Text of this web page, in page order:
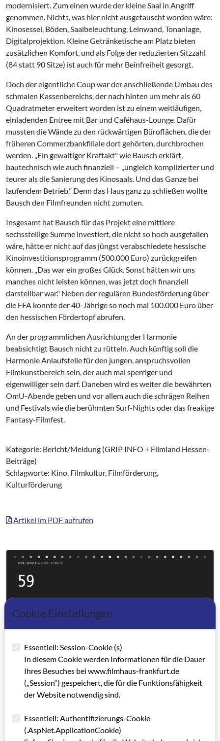
modernisiert. Zum einen wurde der kleine Saal in Angriff
genommen. Nichts, was hier nicht ausgetauscht worden wäre:
Kinosessel, Böden, Saalbeleuchtung, Leinwand, Tonanlage,
Digitalprojektion. Kleine Getränketische am Platz bieten
zusätzlichen Komfort, und als Folge der reduzierten Sitzzahl
(84 statt 90 Sitze) ist auch für mehr Beinfreiheit gesorgt.
Doch der eigentliche Coup war der anschließende Umbau des
schmalen Kassenbereichs, der nach hinten um mehr als 60
Quadratmeter erweitert worden ist zu einem weitläufigen,
einladenden Entree mit Bar und Caféhaus-Lounge. Dafür
mussten die Wände zu den rückwärtigen Büroflächen, die der
früheren Commerzbankfiliale dort gehörten, durchbrochen
werden. „Ein gewaltiger Kraftakt" wie Bausch erklärt,
bautechnisch wie auch finanziell – „ungleich komplizierter und
teurer als die Sanierung des Kinosaals. Und das Ganze bei
laufendem Betrieb." Denn das Haus ganz zu schließen wollte
Bausch den Filmfreunden nicht zumuten.
Insgesamt hat Bausch für das Projekt eine mittlere
sechsstellige Summe investiert, die nicht so hoch ausgefallen
wäre, hätte er nicht auf das jüngst verabschiedete hessische
Kinoinvestitionsprogramm (500.000 Euro) zurückgreifen
können. „Das war ein großes Glück. Sonst hätten wir uns
manches nicht leisten können, was jetzt doch finanziell
darstellbar war." Neben der regulären Bundesförderung über
die FFA konnte der 40-Jährige so noch mal 100.000 Euro über
den hessischen Fördertopf abrufen.
An der programmlichen Ausrichtung der Harmonie
beabsichtigt Bausch nicht zu rütteln. Auch künftig soll die
Harmonie Anlaufstelle für den jungen, anspruchsvollen
Filmkunstbereich sein, der auch mal sperriger und
eigenwilliger sein darf. Daneben wird es weiter die bewährten
OmU-Abende geben und vor allem auch die schrägen Reihen
und Festivals wie die berühmten Surf-Nights oder das freakige
Fantasy-Filmfest.
Kategorie: Bericht/Meldung (GRIP INFO + Filmland Hessen-
Beiträge)
Schlagworte: Kino, Filmkultur, Filmförderung,
Kulturförderung
Artikel im PDF aufrufen
Cookie Einstellungen
Essentiell: Session-Cookie (s)
In diesem Cookie werden Informationen für die Dauer
Ihres Besuches bei www.filmhaus-frankfurt.de
(„Session“) gespeichert, die für die Funktionsfähigkeit
der Website notwendig sind.
Essentiell: Authentifizierungs-Cookie
(.AspNet.ApplicationCookie)